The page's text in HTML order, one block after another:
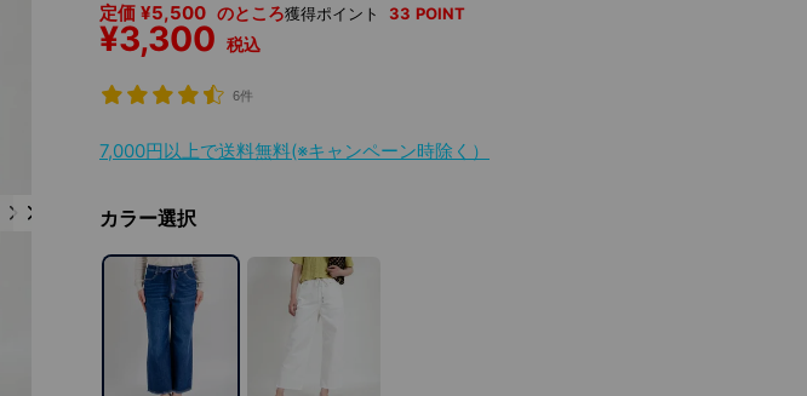
定価 ¥5,500 のところ
¥3,300 税込
獲得ポイント 33 POINT
6件
7,000円以上で送料無料(※キャンペーン時除く）
カラー選択